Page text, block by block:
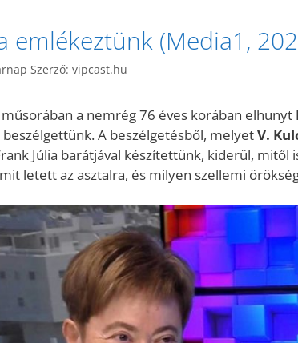
emlékeztünk (Media1,
Szerző: vipcast.hu
a nemrég 76 éves korában elhunyt
A beszélgetésből, melyetV.
Júlia barátjával készítettünk, kiderül, mitől
letett az asztalra, és milyen szellemi